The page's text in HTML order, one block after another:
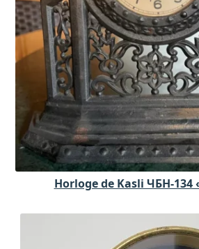
Horloge de Kasli ЧБH-134